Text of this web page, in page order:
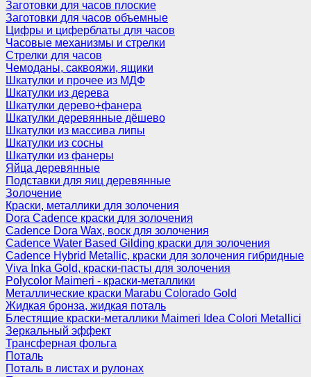
Заготовки для часов плоские
Заготовки для часов объемные
Цифры и циферблаты для часов
Часовые механизмы и стрелки
Стрелки для часов
Чемоданы, саквояжи, ящики
Шкатулки и прочее из МДФ
Шкатулки из дерева
Шкатулки дерево+фанера
Шкатулки деревянные дёшево
Шкатулки из массива липы
Шкатулки из сосны
Шкатулки из фанеры
Яйца деревянные
Подставки для яиц деревянные
Золочение
Краски, металлики для золочения
Dora Cadence краски для золочения
Cadence Dora Wax, воск для золочения
Cadence Water Based Gilding краски для золочения
Cadence Hybrid Metallic, краски для золочения гибридные
Viva Inka Gold, краски-пасты для золочения
Polycolor Maimeri - краски-металлики
Металлические краски Marabu Colorado Gold
Жидкая бронза, жидкая поталь
Блестящие краски-металлики Maimeri Idea Colori Metallici
Зеркальный эффект
Трансферная фольга
Поталь
Поталь в листах и рулонах